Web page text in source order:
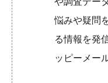
悩みや疑問
る情報を
ッピーメー